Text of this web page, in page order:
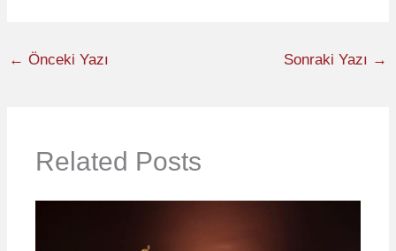
← Önceki Yazı Sonraki Yazı →
Related Posts